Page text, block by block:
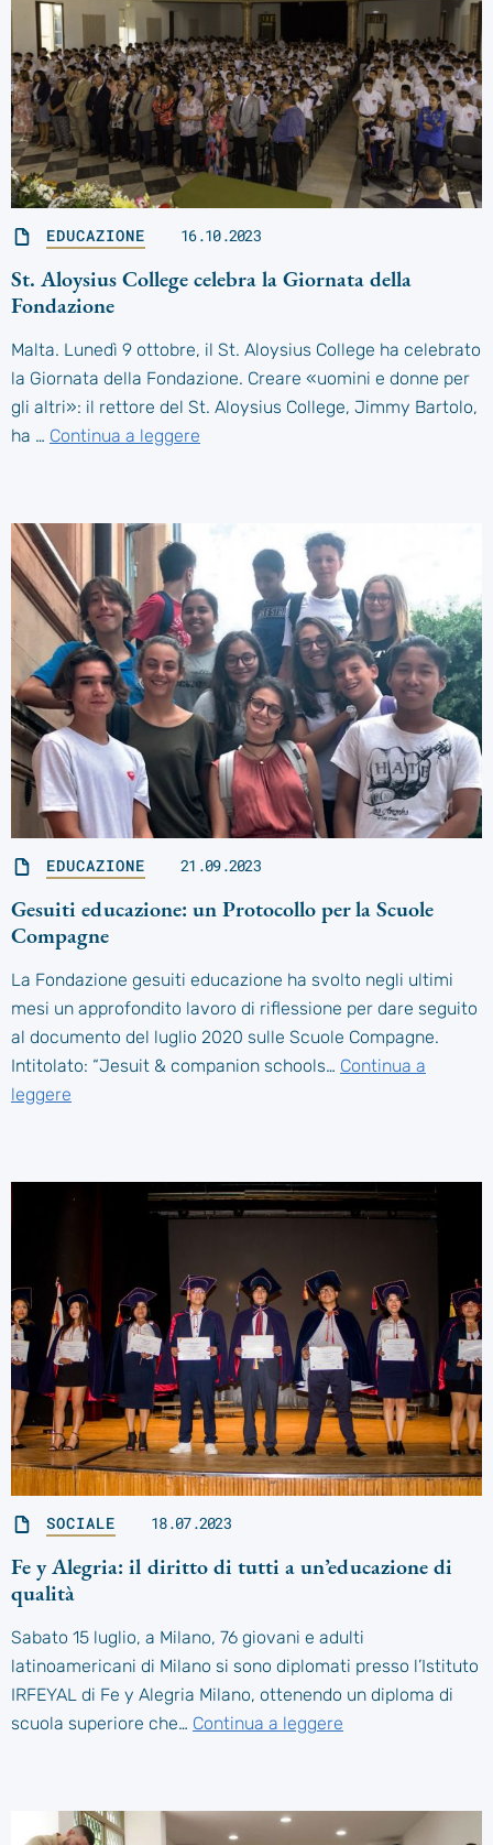
EDUCAZIONE 16.10.2023
St. Aloysius College celebra la Giornata della
Fondazione
Malta. Lunedì 9 ottobre, il St. Aloysius College ha celebrato
la Giornata della Fondazione. Creare «uomini e donne per
gli altri»: il rettore del St. Aloysius College, Jimmy Bartolo,
ha … Continua a leggere
EDUCAZIONE 21.09.2023
Gesuiti educazione: un Protocollo per la Scuole
Compagne
La Fondazione gesuiti educazione ha svolto negli ultimi
mesi un approfondito lavoro di riflessione per dare seguito
al documento del luglio 2020 sulle Scuole Compagne.
Intitolato: “Jesuit & companion schools… Continua a
leggere
SOCIALE 18.07.2023
Fe y Alegria: il diritto di tutti a un’educazione di
qualità
Sabato 15 luglio, a Milano, 76 giovani e adulti
latinoamericani di Milano si sono diplomati presso l’Istituto
IRFEYAL di Fe y Alegria Milano, ottenendo un diploma di
scuola superiore che… Continua a leggere